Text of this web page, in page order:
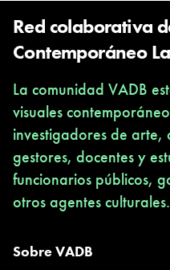
Red colaborativa
Contemporáneo
La comunidad VADB
visuales
investigadores de arte,
gestores, docentes y
funcionarios públicos,
otros agentes culturales.
Sobre VADB